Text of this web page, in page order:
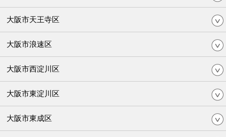
大阪市天王寺区
大阪市浪速区
大阪市西淀川区
大阪市東淀川区
大阪市東成区